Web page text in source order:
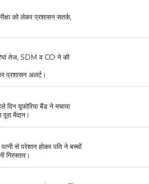
को लेकर प्रशासन सतर्क,
तेज, SDM व CO ने की
प्रशासन अलर्ट।
दिन यूफोरिया बैंड ने मचाया
मैदान।
से परेशान होकर पति ने बच्चों
गिरफ्तार।